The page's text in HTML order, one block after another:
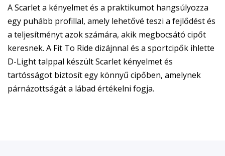
A Scarlet a kényelmet és a praktikumot hangsúlyozza
egy puhább profillal, amely lehetővé teszi a fejlődést és
a teljesítményt azok számára, akik megbocsátó cipőt
keresnek. A Fit To Ride dizájnnal és a sportcipők ihlette
D-Light talppal készült Scarlet kényelmet és
tartósságot biztosít egy könnyű cipőben, amelynek
párnázottságát a lábad értékelni fogja.